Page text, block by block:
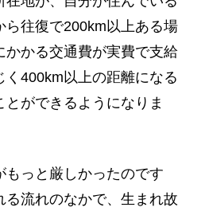
ら往復で200km以上ある場
かかる交通費が実費で支給
く400km以上の距離になる
とができるようになりま
っと厳しかったのです
る流れのなかで、生まれ故